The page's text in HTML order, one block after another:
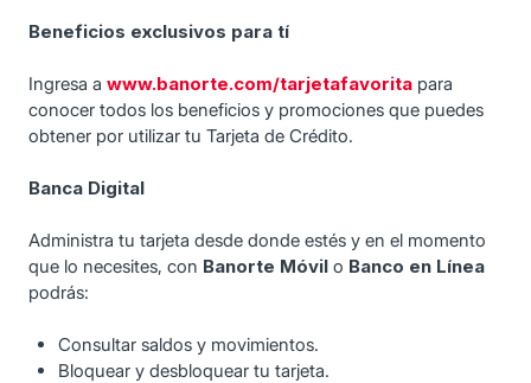
Beneficios exclusivos para tí
Ingresa a www.banorte.com/tarjetafavorita para
conocer todos los beneficios y promociones que puedes
obtener por utilizar tu Tarjeta de Crédito.
Banca Digital
Administra tu tarjeta desde donde estés y en el momento
que lo necesites, con Banorte Móvil o Banco en Línea
podrás:
Consultar saldos y movimientos.
Bloquear y desbloquear tu tarjeta.